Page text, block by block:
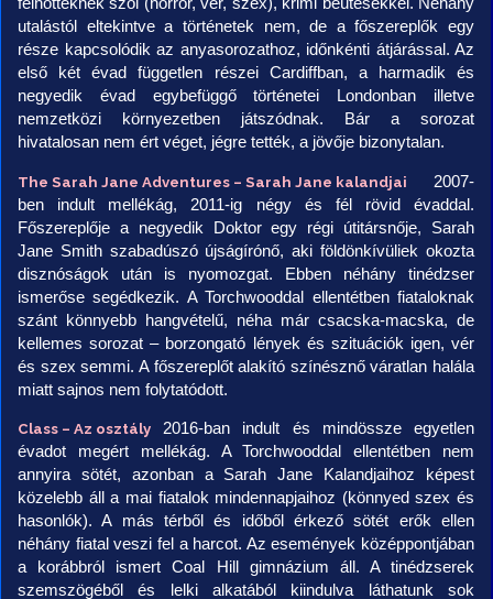
utalástól eltekintve a történetek nem, de a főszereplők egy
része kapcsolódik az anya­sorozathoz, időnkénti átjárással. Az
első két évad független részei Cardiffban, a harmadik és
negyedik évad egybefüggő történetei Londonban illetve
nemzetközi környezetben játszódnak. Bár a sorozat
hivatalosan nem ért véget, jégre tették, a jövője bizonytalan.
The Sarah Jane Adventures – Sarah Jane kalandjai 2007-
ben indult mellékág, 2011-ig négy és fél rövid évaddal.
Főszereplője a negyedik Doktor egy régi útitársnője, Sarah
Jane Smith szabadúszó újságírónő, aki földönkívüliek okozta
disznóságok után is nyomozgat. Ebben néhány tinédzser
ismerőse segédkezik. A Torchwooddal ellentétben fiataloknak
szánt könnyebb hangvételű, néha már csacska-macska, de
kellemes sorozat – borzongató lények és szituációk igen, vér
és szex semmi. A főszereplőt alakító színésznő váratlan halála
miatt sajnos nem folytatódott.
Class – Az osztály 2016-ban indult és mindössze egyetlen
évadot megért mellékág. A Torchwooddal ellentétben nem
annyira sötét, azonban a Sarah Jane Kalandjaihoz képest
közelebb áll a mai fiatalok mindennapjaihoz (könnyed szex és
hasonlók). A más térből és időből érkező sötét erők ellen
néhány fiatal veszi fel a harcot. Az események közép­pontjában
a korábbról ismert Coal Hill gimnázium áll. A tinédzserek
szemszögéből és lelki alkatából kiindulva láthatunk sok